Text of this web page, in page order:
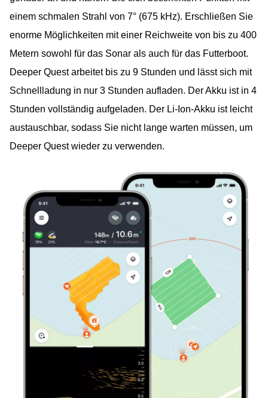
einem schmalen Strahl von 7° (675 kHz). Erschließen Sie
enorme Möglichkeiten mit einer Reichweite von bis zu 400
Metern sowohl für das Sonar als auch für das Futterboot.
Deeper Quest arbeitet bis zu 9 Stunden und lässt sich mit
Schnellladung in nur 3 Stunden aufladen. Der Akku ist in 4
Stunden vollständig aufgeladen. Der Li-Ion-Akku ist leicht
austauschbar, sodass Sie nicht lange warten müssen, um
Deeper Quest wieder zu verwenden.